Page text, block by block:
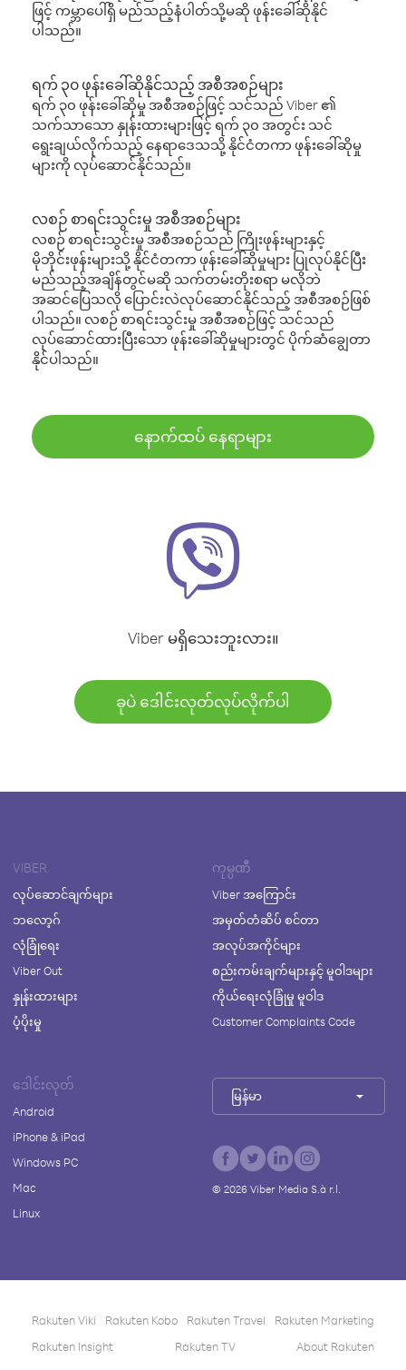
ဖြင့် ကမ္ဘာပေါ်ရှိ မည်သည့်နံပါတ်သို့မဆို ဖုန်းခေါ်ဆိုနိုင်
ပါသည်။
ရက် ၃၀ ဖုန်းခေါ်ဆိုနိုင်သည့် အစီအစဉ်များ
ရက် ၃၀ ဖုန်းခေါ်ဆိုမှု အစီအစဉ်ဖြင့် သင်သည် Viber ၏
သက်သာသော နှုန်းထားများဖြင့် ရက် ၃၀ အတွင်း သင်
ရွေးချယ်လိုက်သည့် နေရာဒေသသို့ နိုင်ငံတကာ ဖုန်းခေါ်ဆိုမှု
များကို လုပ်ဆောင်နိုင်သည်။
လစဉ် စာရင်းသွင်းမှု အစီအစဉ်များ
လစဉ် စာရင်းသွင်းမှု အစီအစဉ်သည် ကြိုးဖုန်းများနှင့်
မိုဘိုင်းဖုန်းများသို့ နိုင်ငံတကာ ဖုန်းခေါ်ဆိုမှုများ ပြုလုပ်နိုင်ပြီး
မည်သည့်အချိန်တွင်မဆို သက်တမ်းတိုးစရာ မလိုဘဲ
အဆင်ပြေသလို ပြောင်းလဲလုပ်ဆောင်နိုင်သည့် အစီအစဉ်ဖြစ်
ပါသည်။ လစဉ် စာရင်းသွင်းမှု အစီအစဉ်ဖြင့် သင်သည်
လုပ်ဆောင်ထားပြီးသော ဖုန်းခေါ်ဆိုမှုများတွင် ပိုက်ဆံချွေတာ
နိုင်ပါသည်။
နောက်ထပ် နေရာများ
Viber မရှိသေးဘူးလား။
ခုပဲ ဒေါင်းလုတ်လုပ်လိုက်ပါ
VIBER
လုပ်ဆောင်ချက်များ
ဘလော့ဂ်
လုံခြုံရေး
Viber Out
နှုန်းထားများ
ပံ့ပိုးမှု
ကုမ္ပဏီ
Viber အကြောင်း
အမှတ်တံဆိပ် စင်တာ
အလုပ်အကိုင်များ
စည်းကမ်းချက်များနှင့် မူဝါဒများ
ကိုယ်ရေးလုံခြုံမှု မူဝါဒ
Customer Complaints Code
ဒေါင်းလုတ်
Android
iPhone & iPad
Windows PC
Mac
Linux
မြန်မာ
© 2026Viber Media S.à r.l.
Rakuten Viki Rakuten Kobo Rakuten Travel
Rakuten Marketing
Rakuten Insight
Rakuten TV About Rakuten